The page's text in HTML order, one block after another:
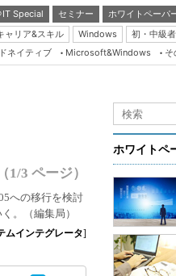
IT Special セミナー
ホワイトペーパ
ャリア&スキル Windows 初・中級
Server & Storage
Database Expert
Linux ＆ OSS
Master of IP Network
Security & Trust
ネイティブ Microsoft&Windows そ
（1/3 ページ）
への移行を検討
。（編集局）
ムインテグレータ]
ホワイトペ